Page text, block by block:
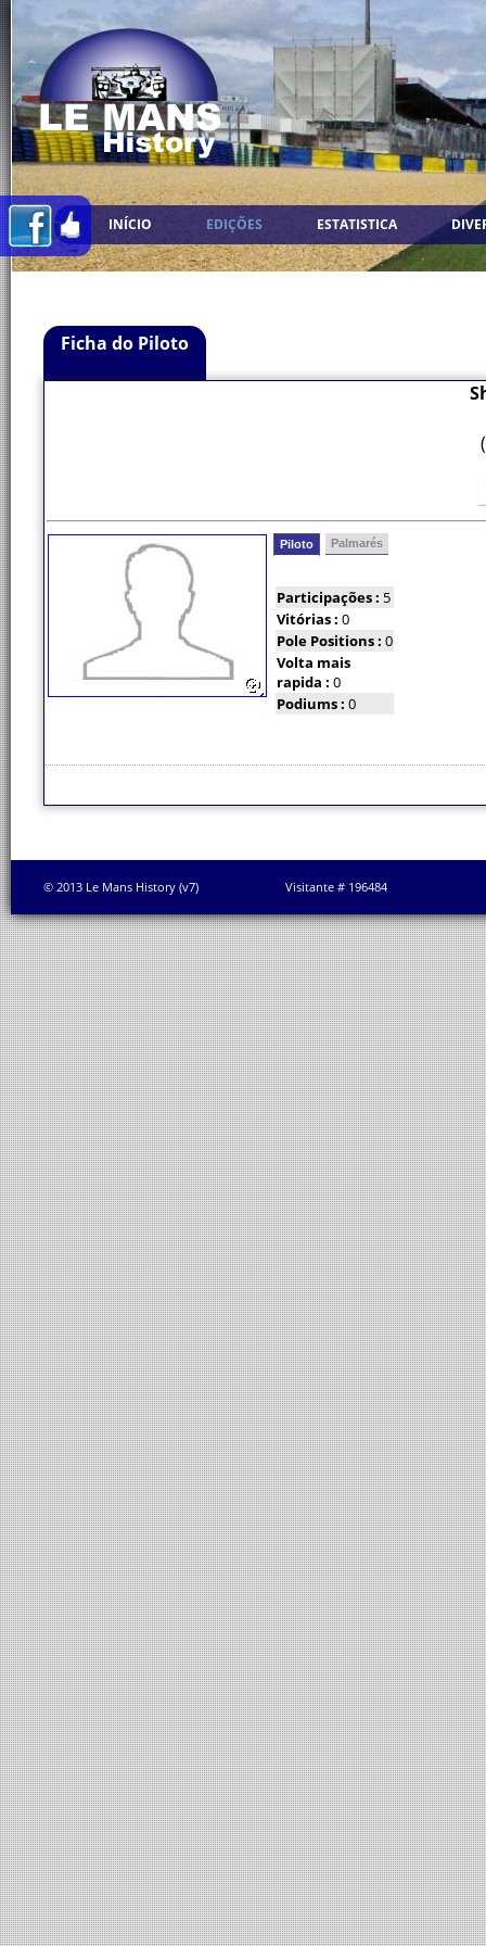
INÍCIO EDIÇÕES ESTATISTICA
Ficha do Piloto
Piloto Palmarés
Participações : 5
Vitórias : 0
Pole Positions : 0
Volta mais
rapida : 0
Podiums : 0
© 2013 Le Mans History (v7) Visitante # 196484